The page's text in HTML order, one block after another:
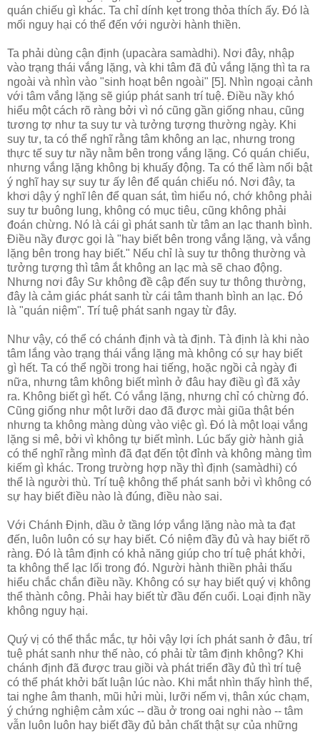
quán chiếu gì khác. Ta chỉ dính kẹt trong thỏa thích ấy. Đó là
mối nguy hại có thể đến với người hành thiền.
Ta phải dùng cận định (upacàra samàdhi). Nơi đây, nhập
vào trạng thái vắng lặng, và khi tâm đã đủ vắng lặng thì ta ra
ngoài và nhìn vào "sinh hoạt bên ngoài" [5]. Nhìn ngoại cảnh
với tâm vắng lặng sẽ giúp phát sanh trí tuệ. Điều nầy khó
hiểu một cách rõ ràng bởi vì nó cũng gần giống nhau, cũng
tương tợ như ta suy tư và tưởng tượng thường ngày. Khi
suy tư, ta có thể nghĩ rằng tâm không an lạc, nhưng trong
thực tế suy tư nầy nằm bên trong vắng lặng. Có quán chiếu,
nhưng vắng lặng không bị khuấy động. Ta có thể làm nổi bật
ý nghĩ hay sự suy tư ấy lên để quán chiếu nó. Nơi đây, ta
khơi dậy ý nghĩ lên để quan sát, tìm hiểu nó, chớ không phải
suy tư buông lung, không có mục tiêu, cũng không phải
đoán chừng. Nó là cái gì phát sanh từ tâm an lạc thanh bình.
Điều nầy được gọi là "hay biết bên trong vắng lặng, và vắng
lặng bên trong hay biết." Nếu chỉ là suy tư thông thường và
tưởng tượng thì tâm ắt không an lạc mà sẽ chao động.
Nhưng nơi đây Sư không đề cập đến suy tư thông thường,
đây là cảm giác phát sanh từ cái tâm thanh bình an lạc. Đó
là "quán niệm". Trí tuệ phát sanh ngay từ đây.
Như vậy, có thể có chánh định và tà định. Tà định là khi nào
tâm lắng vào trạng thái vắng lặng mà không có sự hay biết
gì hết. Ta có thể ngồi trong hai tiếng, hoặc ngồi cả ngày đi
nữa, nhưng tâm không biết mình ở đâu hay điều gì đã xảy
ra. Không biết gì hết. Có vắng lặng, nhưng chỉ có chừng đó.
Cũng giống như một lưỡi dao đã được mài giũa thật bén
nhưng ta không màng dùng vào việc gì. Đó là một loại vắng
lặng si mê, bởi vì không tự biết mình. Lúc bấy giờ hành giả
có thể nghĩ rằng mình đã đạt đến tột đỉnh và không màng tìm
kiếm gì khác. Trong trường hợp nầy thì định (samàdhi) có
thể là người thù. Trí tuệ không thể phát sanh bởi vì không có
sự hay biết điều nào là đúng, điều nào sai.
Với Chánh Định, dầu ở tầng lớp vắng lặng nào mà ta đạt
đến, luôn luôn có sự hay biết. Có niệm đầy đủ và hay biết rõ
ràng. Đó là tâm định có khả năng giúp cho trí tuệ phát khởi,
ta không thể lạc lối trong đó. Người hành thiền phải thấu
hiểu chắc chắn điều nầy. Không có sự hay biết quý vị không
thể thành công. Phải hay biết từ đầu đến cuối. Loại định nầy
không nguy hại.
Quý vị có thể thắc mắc, tự hỏi vậy lợi ích phát sanh ở đâu, trí
tuệ phát sanh như thế nào, có phải từ tâm định không? Khi
chánh định đã được trau giồi và phát triển đầy đủ thì trí tuệ
có thể phát khởi bất luận lúc nào. Khi mắt nhìn thấy hình thể,
tai nghe âm thanh, mũi hửi mùi, lưỡi nếm vị, thân xúc chạm,
ý chứng nghiệm cảm xúc -- dầu ở trong oai nghi nào -- tâm
vẫn luôn luôn hay biết đầy đủ bản chất thật sự của những